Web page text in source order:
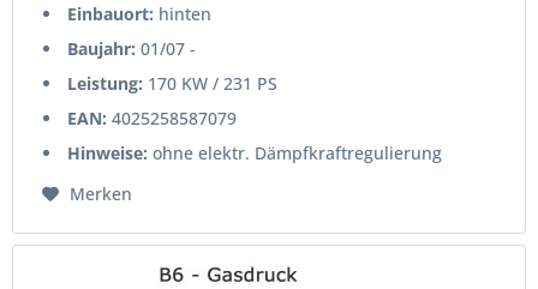
Einbauort: hinten
Baujahr: 01/07 -
Leistung: 170 KW / 231 PS
EAN: 4025258587079
Hinweise: ohne elektr. Dämpfkraftregulierung
Merken